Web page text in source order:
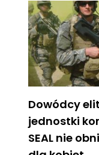
Dowódcy
jednostki
SEAL nie